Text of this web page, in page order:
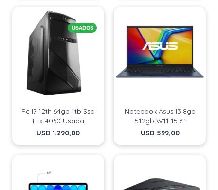
Pc I7 12th 64gb 1tb Ssd
Rtx 4060 Usada
USD 1.290,00
Notebook Asus I3 8gb
512gb W11 15.6"
USD 599,00